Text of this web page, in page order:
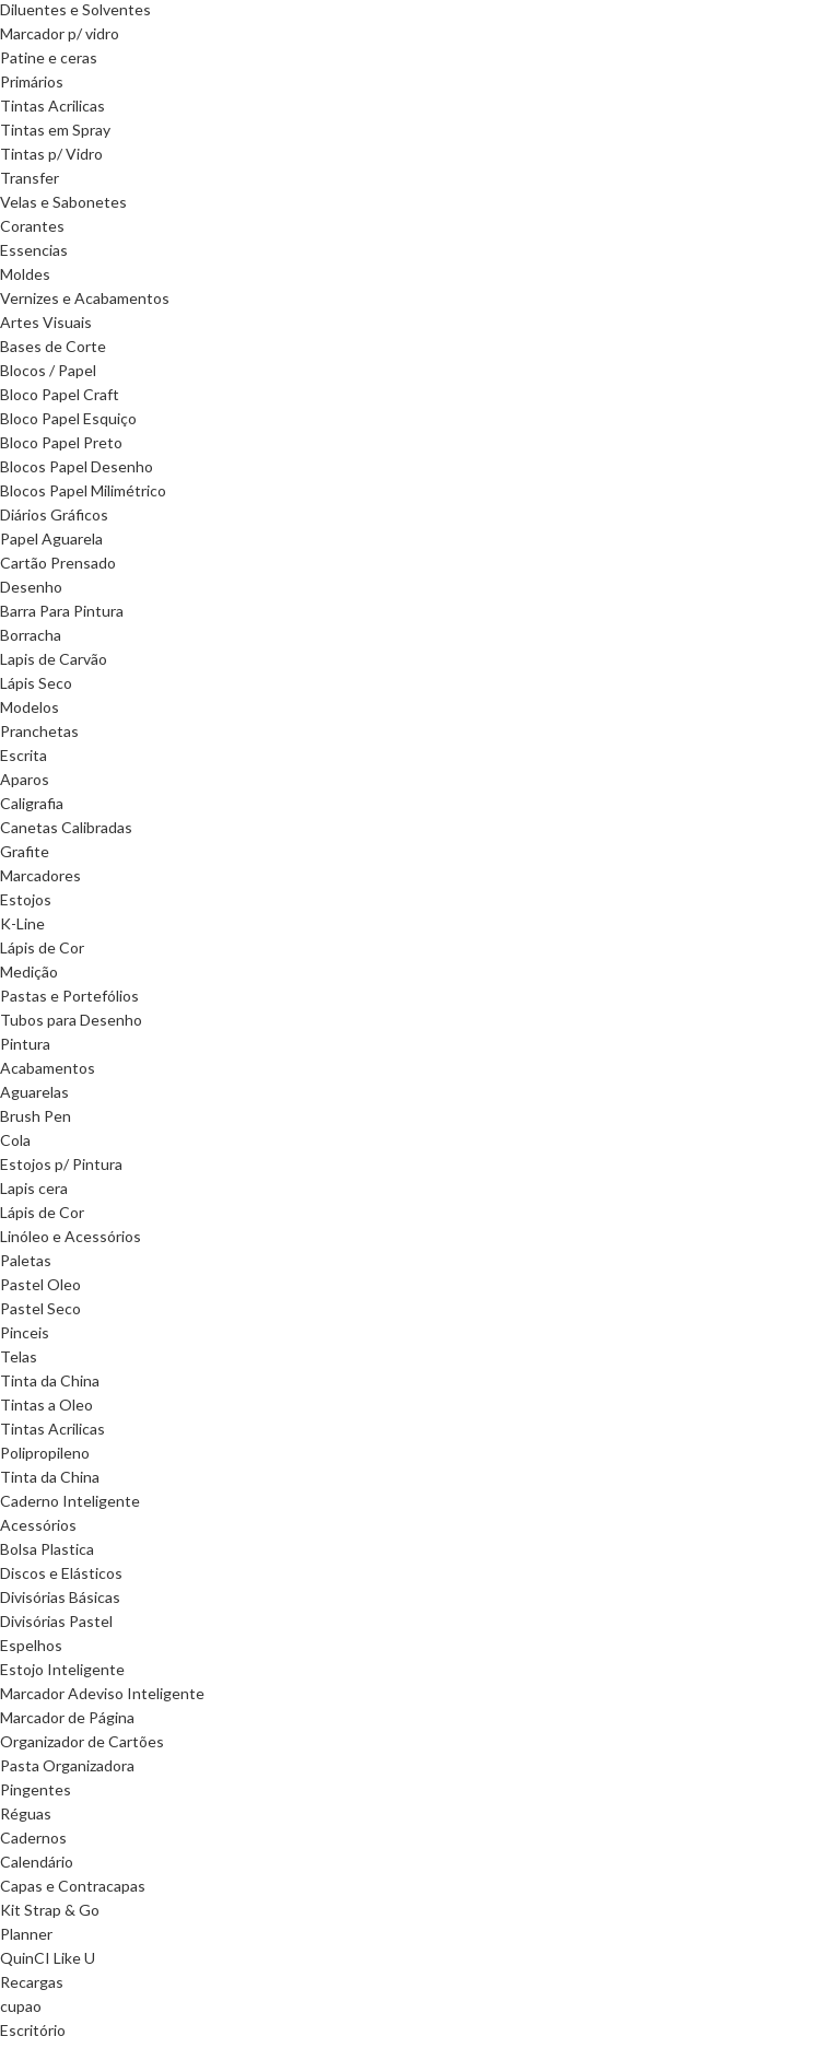
Diluentes e Solventes
Marcador p/ vidro
Patine e ceras
Primários
Tintas Acrilicas
Tintas em Spray
Tintas p/ Vidro
Transfer
Velas e Sabonetes
Corantes
Essencias
Moldes
Vernizes e Acabamentos
Artes Visuais
Bases de Corte
Blocos / Papel
Bloco Papel Craft
Bloco Papel Esquiço
Bloco Papel Preto
Blocos Papel Desenho
Blocos Papel Milimétrico
Diários Gráficos
Papel Aguarela
Cartão Prensado
Desenho
Barra Para Pintura
Borracha
Lapis de Carvão
Lápis Seco
Modelos
Pranchetas
Escrita
Aparos
Caligrafia
Canetas Calibradas
Grafite
Marcadores
Estojos
K-Line
Lápis de Cor
Medição
Pastas e Portefólios
Tubos para Desenho
Pintura
Acabamentos
Aguarelas
Brush Pen
Cola
Estojos p/ Pintura
Lapis cera
Lápis de Cor
Linóleo e Acessórios
Paletas
Pastel Oleo
Pastel Seco
Pinceis
Telas
Tinta da China
Tintas a Oleo
Tintas Acrilicas
Polipropileno
Tinta da China
Caderno Inteligente
Acessórios
Bolsa Plastica
Discos e Elásticos
Divisórias Básicas
Divisórias Pastel
Espelhos
Estojo Inteligente
Marcador Adeviso Inteligente
Marcador de Página
Organizador de Cartões
Pasta Organizadora
Pingentes
Réguas
Cadernos
Calendário
Capas e Contracapas
Kit Strap & Go
Planner
QuinCI Like U
Recargas
cupao
Escritório